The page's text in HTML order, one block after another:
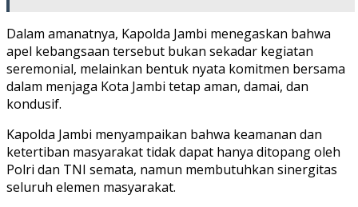
Dalam amanatnya, Kapolda Jambi menegaskan bahwa
apel kebangsaan tersebut bukan sekadar kegiatan
seremonial, melainkan bentuk nyata komitmen bersama
dalam menjaga Kota Jambi tetap aman, damai, dan
kondusif.
Kapolda Jambi menyampaikan bahwa keamanan dan
ketertiban masyarakat tidak dapat hanya ditopang oleh
Polri dan TNI semata, namun membutuhkan sinergitas
seluruh elemen masyarakat.